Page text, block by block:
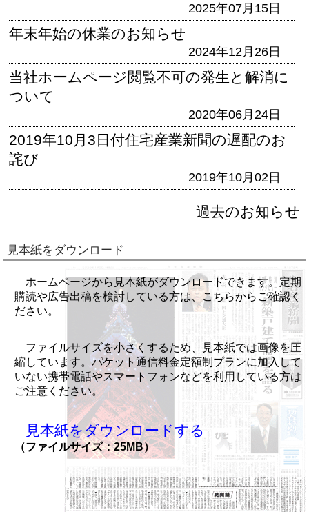
2025年07月15日
年末年始の休業のお知らせ
2024年12月26日
当社ホームページ閲覧不可の発生と解消に
ついて
2020年06月24日
2019年10月3日付住宅産業新聞の遅配のお
詫び
2019年10月02日
過去のお知らせ
見本紙をダウンロード
ホームページから見本紙がダウンロードできます。定期
購読や広告出稿を検討している方は、こちらからご確認く
ださい。
ファイルサイズを小さくするため、見本紙では画像を圧
縮しています。パケット通信料金定額制プランに加入して
いない携帯電話やスマートフォンなどを利用している方は
ご注意ください。
見本紙をダウンロードする
（ファイルサイズ：25MB）